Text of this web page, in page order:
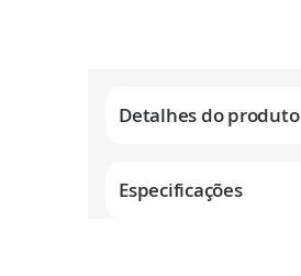
imagens
Detalhes do produto
Especificações